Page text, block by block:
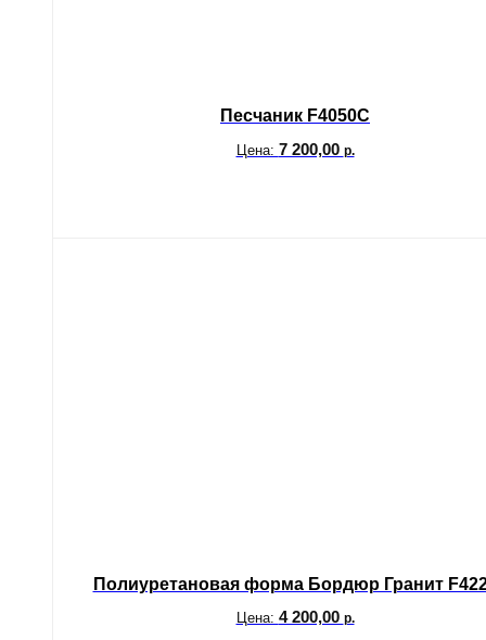
Песчаник F4050C
Цена: 7 200,00 р.
Полиуретановая форма Бордюр Гранит
Цена: 4 200,00 р.